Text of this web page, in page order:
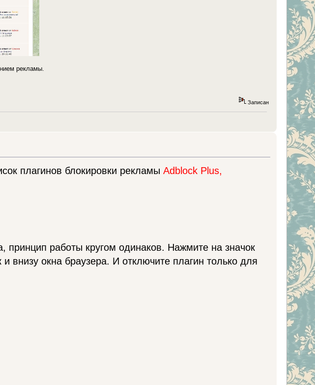
рекламы.
Записан
плагинов блокировки рекламы Adblock Plus,
принцип работы кругом одинаков. Нажмите на значок
внизу окна браузера. И отключите плагин только для